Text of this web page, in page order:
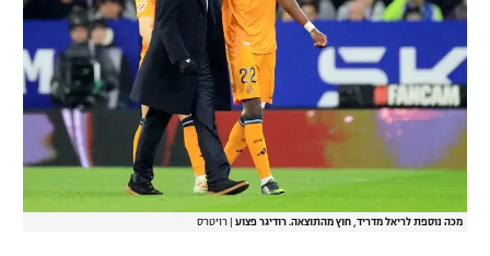
מכה נוספת לריאל מדריד, חוץ מהתוצאה. רודיגר פצוע רויטרס